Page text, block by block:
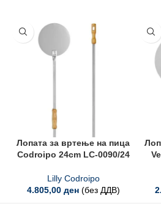
Лопата за вртење на пица
Codroipo 24cm LC-0090/24
Lilly Codroipo
4.805,00 ден (без ДДВ)